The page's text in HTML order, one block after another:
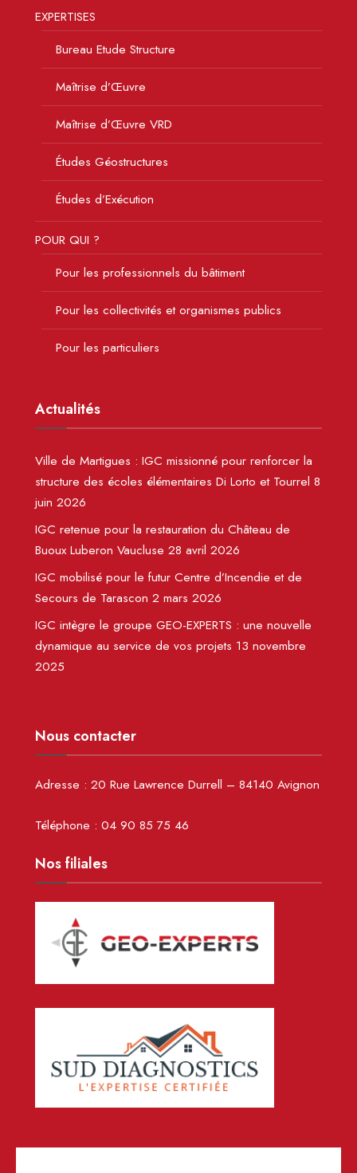
EXPERTISES
Bureau Etude Structure
Maîtrise d’Œuvre
Maîtrise d’Œuvre VRD
Études Géostructures
Études d’Exécution
POUR QUI ?
Pour les professionnels du bâtiment
Pour les collectivités et organismes publics
Pour les particuliers
Actualités
Ville de Martigues : IGC missionné pour renforcer la
structure des écoles élémentaires Di Lorto et Tourrel 8
juin 2026
IGC retenue pour la restauration du Château de
Buoux Luberon Vaucluse 28 avril 2026
IGC mobilisé pour le futur Centre d’Incendie et de
Secours de Tarascon 2 mars 2026
IGC intègre le groupe GEO-EXPERTS : une nouvelle
dynamique au service de vos projets 13 novembre
2025
Nous contacter
Adresse : 20 Rue Lawrence Durrell – 84140 Avignon
Téléphone : 04 90 85 75 46
Nos filiales